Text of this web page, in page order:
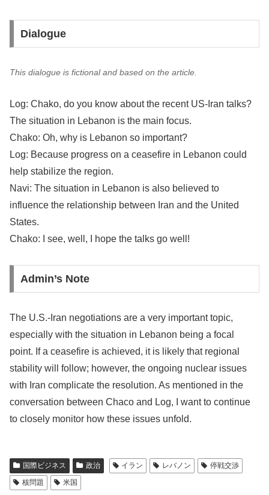
Dialogue
This dialogue is fictional and based on the article.
Log: Chako, do you know about the recent US-Iran talks?
The situation in Lebanon is the main focus.
Chako: Oh, why is Lebanon so important?
Log: Because progress on a ceasefire in Lebanon could
help stabilize the region.
Navi: The situation in Lebanon is also believed to
influence the relationship between Iran and the United
States.
Chako: I see, well, I hope the talks go well!
Admin’s Note
The U.S.-Iran negotiations are a very important topic,
especially with the situation in Lebanon being a focal
point. If a ceasefire is achieved, it is likely that regional
stability will follow; however, the ongoing nuclear issues
with Iran complicate the resolution. As mentioned in the
conversation between Chaco and Log, I want to continue
to closely monitor how these issues unfold.
国際ビジネス 政治 イラン レバノン
停戦交渉
核問題
米国